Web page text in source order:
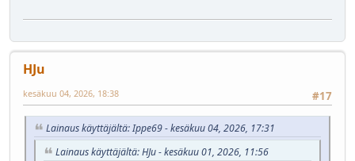
HJu
#17
kesäkuu 04, 2026, 18:38
Lainaus käyttäjältä: Ippe69 - kesäkuu 04, 2026, 17:31
Lainaus käyttäjältä: HJu - kesäkuu 01, 2026, 11:56